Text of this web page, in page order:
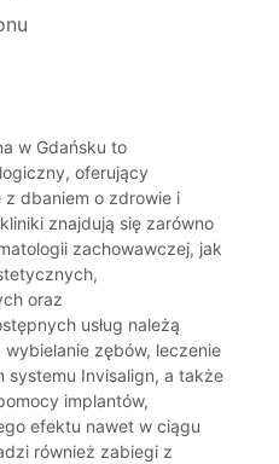
w Gdańsku to
oferujący
z dbaniem o zdrowie i
znajdują się zarówno
zachowawczej, jak
oraz
usług należą
zębów, leczenie
Invisalign, a także
implantów,
efektu nawet w ciągu
również zabiegi z